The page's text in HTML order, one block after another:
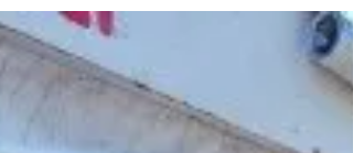
Grande Florianópolis se manteve